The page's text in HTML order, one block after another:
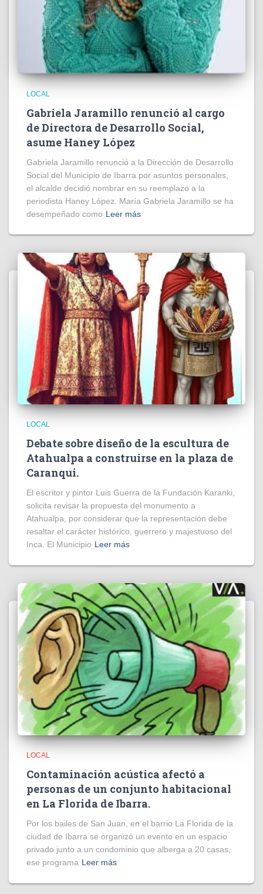
LOCAL
Gabriela Jaramillo renunció al cargo
de Directora de Desarrollo Social,
asume Haney López
Gabriela Jaramillo renunció a la Dirección de Desarrollo
Social del Municipio de Ibarra por asuntos personales,
el alcalde decidió nombrar en su reemplazo a la
periodista Haney López. María Gabriela Jaramillo se ha
desempeñado como Leer más
LOCAL
Debate sobre diseño de la escultura de
Atahualpa a construirse en la plaza de
Caranqui.
El escritor y pintor Luis Guerra de la Fundación Karanki,
solicita revisar la propuesta del monumento a
Atahualpa, por considerar que la representación debe
resaltar el carácter histórico, guerrero y majestuoso del
Inca. El Municipio Leer más
LOCAL
Contaminación acústica afectó a
personas de un conjunto habitacional
en La Florida de Ibarra.
Por los bailes de San Juan, en el barrio La Florida de la
ciudad de Ibarra se organizó un evento en un espacio
privado junto a un condominio que alberga a 20 casas,
ese programa Leer más